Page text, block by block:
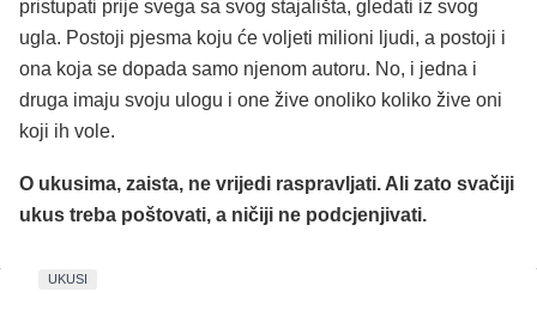
pristupati prije svega sa svog stajališta, gledati iz svog
ugla. Postoji pjesma koju će voljeti milioni ljudi, a postoji i
ona koja se dopada samo njenom autoru. No, i jedna i
druga imaju svoju ulogu i one žive onoliko koliko žive oni
koji ih vole.
O ukusima, zaista, ne vrijedi raspravljati. Ali zato svačiji
ukus treba poštovati, a ničiji ne podcjenjivati.
UKUSI